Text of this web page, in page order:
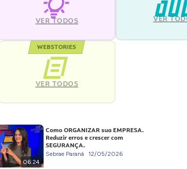
VER TODOS VER
WEBSTORIES
VER TODOS
06:24
Como ORGANIZAR sua EMPRESA.
Reduzir erros e crescer com
SEGURANÇA.
Sebrae Paraná 12/05/2026